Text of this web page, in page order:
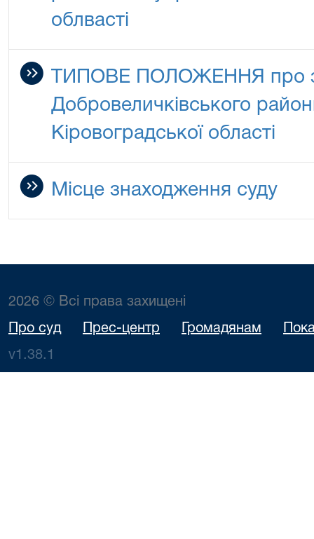
облвасті
ТИПОВЕ ПОЛОЖЕННЯ про
Добровеличківського
Кіровоградської області
Місце знаходження суду
2026 © Всі права захищені
Про суд Прес-центр Громадянам
v1.38.1